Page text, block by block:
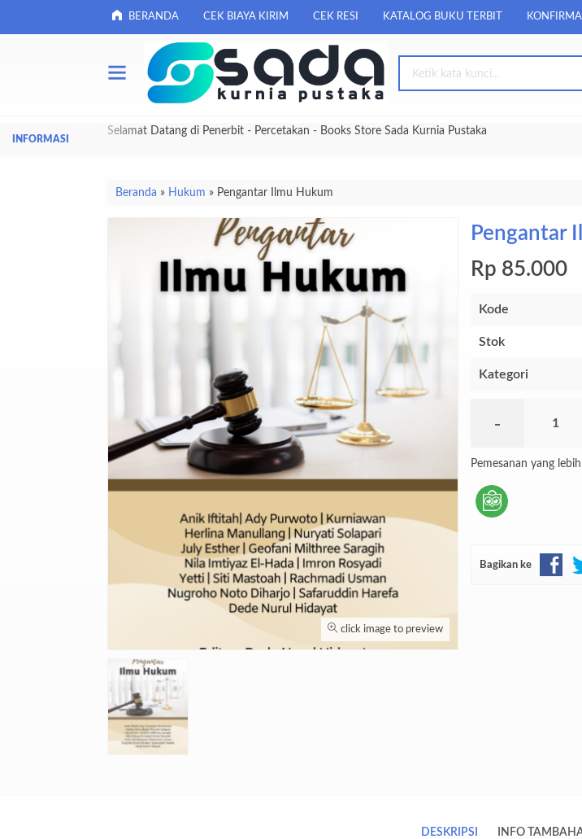
BERANDA CEK BIAYA KIRIM CEK RESI KATALOG BUKU TERBIT
Selamat Datang di Penerbit - Percetakan - Books Store Sada Kurnia Pustaka
Beranda » Hukum » Pengantar Ilmu Hukum
click image to preview
Pengantar
Rp 85.000
Kode
Stok
Kategori
-
Pemesanan yang
Bagikan ke
DESKRIPSI INFO